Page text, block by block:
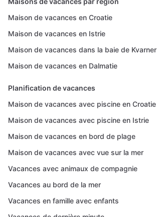
Maison de vacances en Croatie
Maison de vacances en Istrie
Maison de vacances dans la baie de Kvarner
Maison de vacances en Dalmatie
Planification de vacances
Maison de vacances avec piscine en Croatie
Maison de vacances avec piscine en Istrie
Maison de vacances en bord de plage
Maison de vacances avec vue sur la mer
Vacances avec animaux de compagnie
Vacances au bord de la mer
Vacances en famille avec enfants